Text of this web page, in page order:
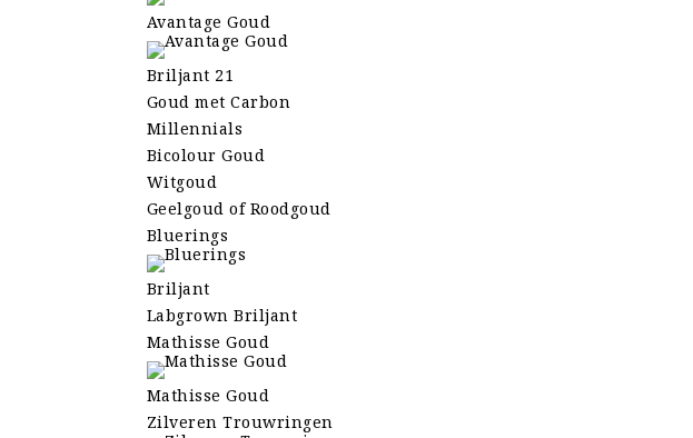
Avantage Goud
Briljant 21
Goud met Carbon
Millennials
Bicolour Goud
Witgoud
Geelgoud of Roodgoud
Bluerings
Briljant
Labgrown Briljant
Mathisse Goud
Mathisse Goud
Zilveren Trouwringen